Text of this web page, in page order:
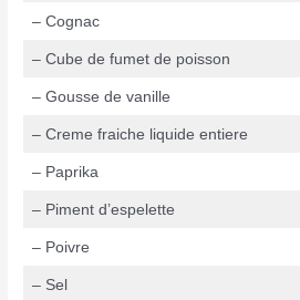
– Cognac
– Cube de fumet de poisson
– Gousse de vanille
– Creme fraiche liquide entiere
– Paprika
– Piment d’espelette
– Poivre
– Sel